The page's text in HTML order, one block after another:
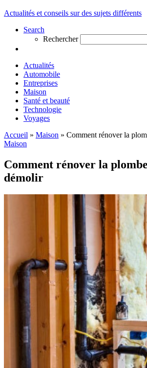
Actualités et conseils sur des sujets différents
Search
Rechercher
Actualités
Automobile
Entreprises
Maison
Santé et beauté
Technologie
Voyages
Accueil » Maison » Comment rénover la
Maison
Comment rénover la
démolir